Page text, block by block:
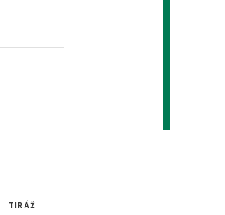
TIRÁŽ